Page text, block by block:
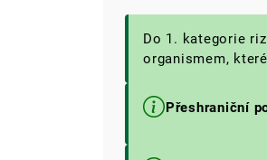
Do 1. kategorie
organismem,
Přeshraniční